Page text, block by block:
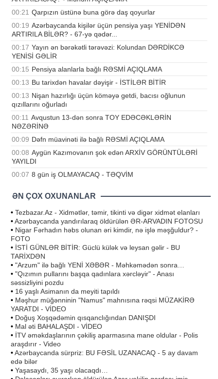
00:21 Qarpızın üstünə buna görə daş qoyurlar
00:19 Azərbaycanda kişilər üçün pensiya yaşı YENİDƏN
ARTIRILA BİLƏR? - 67-yə qədər...
00:17 Yayın ən bərəkətli tərəvəzi: Kolundan DƏRDİKCƏ
YENİSİ GƏLİR
00:15 Pensiya alanlarla bağlı RƏSMİ AÇIQLAMA
00:13 Bu tarixdən havalar dəyişir - İSTİLƏR BİTİR
00:13 Nişan hazırlığı üçün köməyə getdi, bacısı oğlunun
qızıllarını oğurladı
00:11 Avqustun 13-dən sonra TOY EDƏCƏKLƏRİN
NƏZƏRİNƏ
00:09 Dəfn müavinəti ilə bağlı RƏSMİ AÇIQLAMA
00:08 Aygün Kazımovanın şok edən ARXİV GÖRÜNTÜLƏRİ
YAYILDI
00:07 8 gün iş OLMAYACAQ - TƏQVİM
ƏN ÇOX OXUNANLAR
• Tezbazar.Az - Xidmətlər, təmir, tikinti və digər xidmət elanları
•Azərbaycanda yandırılaraq öldürülən ƏR-ARVADIN FOTOSU
• Nigar Fərhadın həbs olunan əri kimdir, nə işlə məşğuldur? -
FOTO
• İSTİ GÜNLƏR BİTİR: Güclü külək və leysan gəlir - BU
TARİXDƏN
• "Arzum" ilə bağlı YENİ XƏBƏR - Məhkəmədən sonra…
• "Qızımın pullarını başqa qadınlara xərcləyir" - Anası
səssizliyini pozdu
• 16 yaşlı Asimanın da meyiti tapıldı
• Məşhur müğənninin "Namus" mahnısına rəqsi MÜZAKİRƏ
YARATDI - VİDEO
• Doğuş Xoşqədəmin qısqanclığından DANIŞDI
• Mal əti BAHALAŞDI - VİDEO
• İTV əməkdaşlarının çəkiliş aparmasına mane oldular - Polis
araşdırır - Video
•Azərbaycanda sürpriz: BU FƏSİL UZANACAQ - 5 ay davam
edə bilər
• Yaşasaydı, 35 yaşı olacaqdı…